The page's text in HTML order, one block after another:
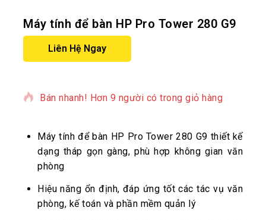
Máy tính để bàn HP Pro Tower 280 G9
Liên Hệ Ngay
Bán nhanh! Hơn 9 người có trong giỏ hàng
Máy tính để bàn HP Pro Tower 280 G9 thiết kế
dạng tháp gọn gàng, phù hợp không gian văn
phòng
Hiệu năng ổn định, đáp ứng tốt các tác vụ văn
phòng, kế toán và phần mềm quản lý